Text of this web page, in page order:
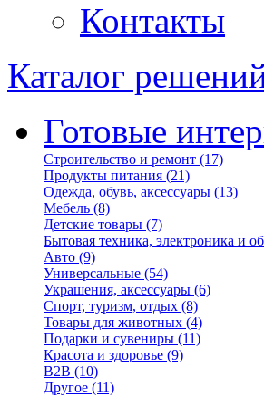
Контакты
Каталог
Готовые
Строительство и ремонт (17)
Продукты питания (21)
Одежда, обувь, аксессуары (13)
Мебель (8)
Детские товары (7)
Бытовая техника, электроника и
Авто (9)
Универсальные (54)
Украшения, аксессуары (6)
Спорт, туризм, отдых (8)
Товары для животных (4)
Подарки и сувениры (11)
Красота и здоровье (9)
B2B (10)
Другое (11)